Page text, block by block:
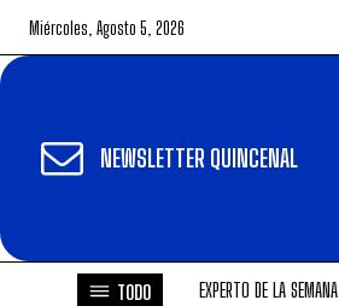
Miércoles, Agosto 5, 2026
NEWSLETTER QUINCENAL
TODO EXPERTO DE LA SEMANA